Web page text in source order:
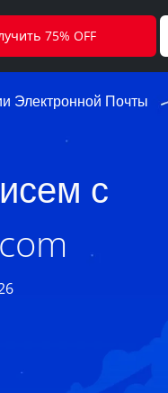
Электронной Почты
с
75% OFF